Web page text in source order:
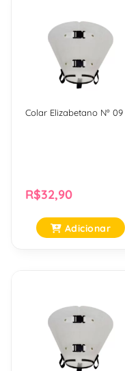
Colar Elizabetano Nº 09
R$32,90
Adicionar